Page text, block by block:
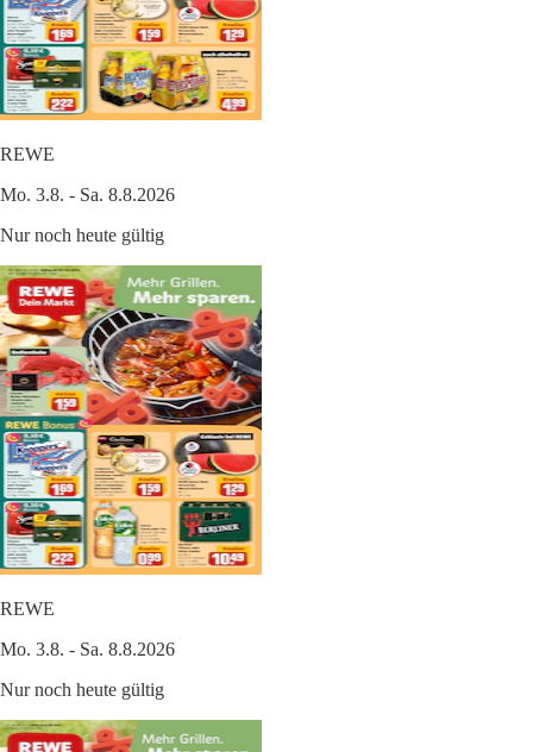
REWE
Mo. 3.8. - Sa. 8.8.2026
Nur noch heute gültig
REWE
Mo. 3.8. - Sa. 8.8.2026
Nur noch heute gültig